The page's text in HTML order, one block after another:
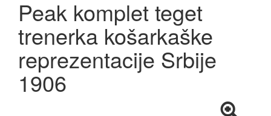
Peak komplet teget
trenerka košarkaške
reprezentacije Srbije
1906